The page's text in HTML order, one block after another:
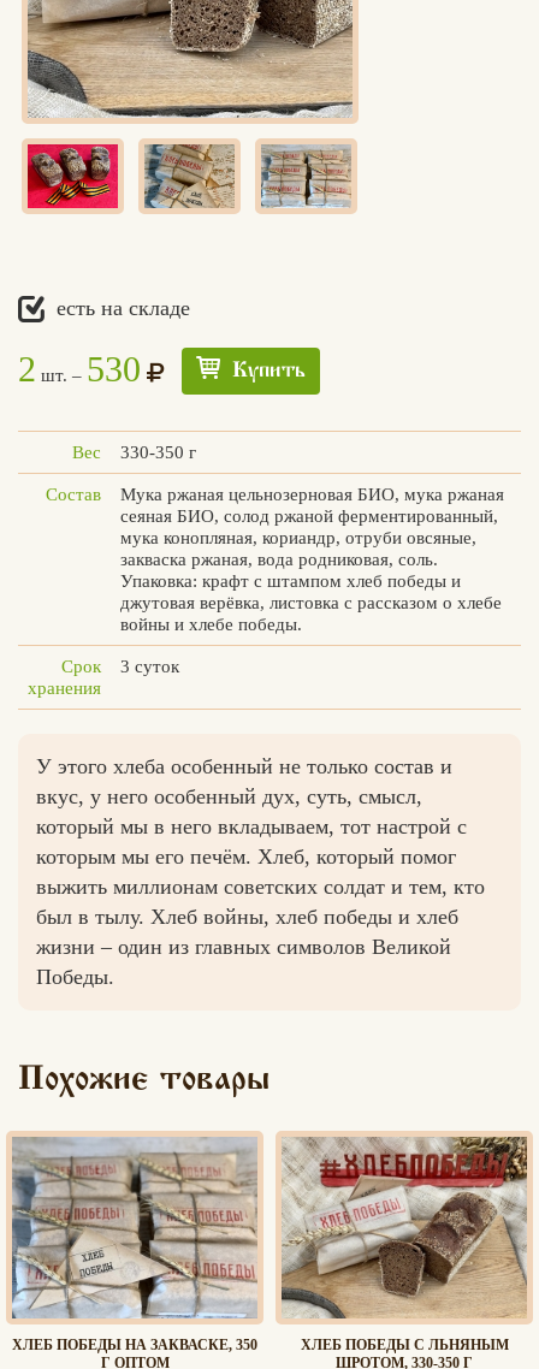
Едлин
есть на складе
2 шт. – 530 Купить
Вес 330-350 г
Состав
Мука ржаная цельнозерновая БИО, мука ржаная
сеяная БИО, солод ржаной ферментированный,
мука конопляная, кориандр, отруби овсяные,
закваска ржаная, вода родниковая, соль.
Упаковка: крафт с штампом хлеб победы и
джутовая верёвка, листовка с рассказом о хлебе
войны и хлебе победы.
Срок
хранения
3 суток
У этого хлеба особенный не только состав и
вкус, у него особенный дух, суть, смысл,
который мы в него вкладываем, тот настрой с
которым мы его печём. Хлеб, который помог
выжить миллионам советских солдат и тем, кто
был в тылу. Хлеб войны, хлеб победы и хлеб
жизни – один из главных символов Великой
Победы.
Похожие товары
ХЛЕБ ПОБЕДЫ НА ЗАКВАСКЕ, 350
Г ОПТОМ
ХЛЕБ ПОБЕДЫ С ЛЬНЯНЫМ
ШРОТОМ, 330-350 Г